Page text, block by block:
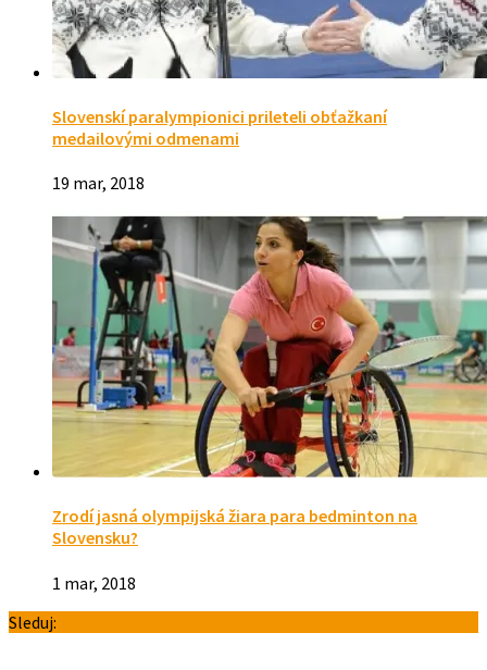
Slovenskí paralympionici prileteli obťažkaní
medailovými odmenami
19 mar, 2018
Zrodí jasná olympijská žiara para bedminton na
Slovensku?
1 mar, 2018
Sleduj: